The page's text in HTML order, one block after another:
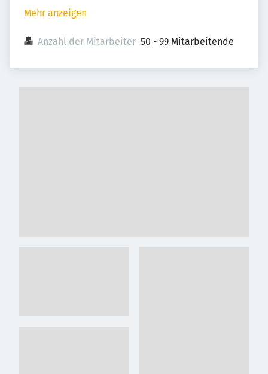
Mehr anzeigen
Anzahl der Mitarbeiter 50 - 99 Mitarbeitende